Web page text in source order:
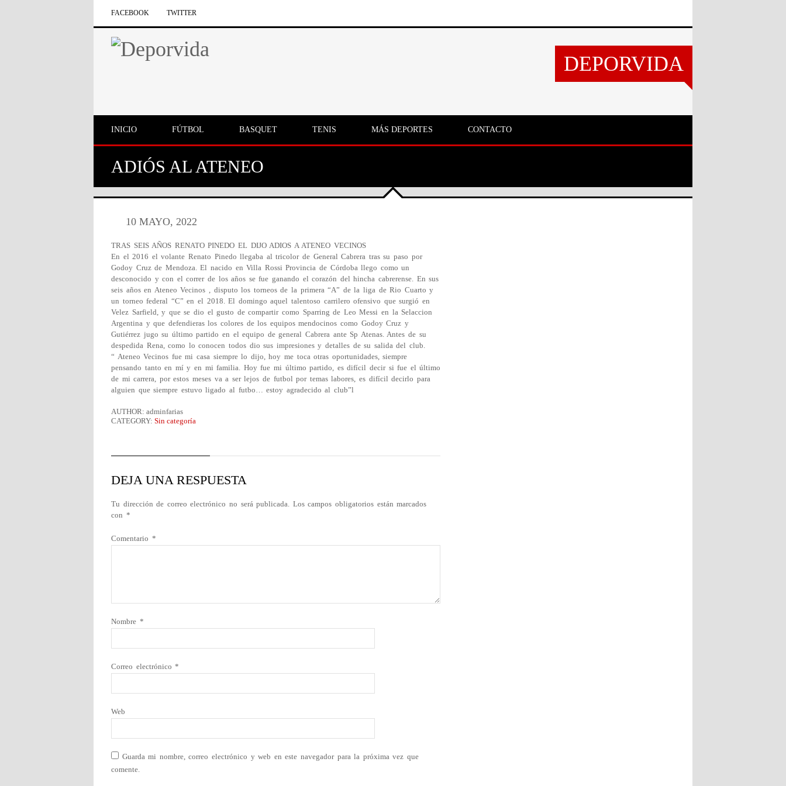
FACEBOOK TWITTER
DEPORVIDA
INICIO FÚTBOL BASQUET TENIS MÁS DEPORTES CONTACTO
ADIÓS AL ATENEO
10 MAYO, 2022
TRAS SEIS AÑOS RENATO PINEDO EL DIJO ADIOS A ATENEO VECINOS
En el 2016 el volante Renato Pinedo llegaba al tricolor de General Cabrera tras su paso por
Godoy Cruz de Mendoza. El nacido en Villa Rossi Provincia de Córdoba llego como un
desconocido y con el correr de los años se fue ganando el corazón del hincha cabrerense. En sus
seis años en Ateneo Vecinos , disputo los torneos de la primera “A” de la liga de Rio Cuarto y
un torneo federal “C” en el 2018. El domingo aquel talentoso carrilero ofensivo que surgió en
Velez Sarfield, y que se dio el gusto de compartir como Sparring de Leo Messi en la Selaccion
Argentina y que defendieras los colores de los equipos mendocinos como Godoy Cruz y
Gutiérrez jugo su último partido en el equipo de general Cabrera ante Sp Atenas. Antes de su
despedida Rena, como lo conocen todos dio sus impresiones y detalles de su salida del club.
“ Ateneo Vecinos fue mi casa siempre lo dijo, hoy me toca otras oportunidades, siempre
pensando tanto en mí y en mi familia. Hoy fue mi último partido, es difícil decir si fue el último
de mi carrera, por estos meses va a ser lejos de futbol por temas labores, es difícil decirlo para
alguien que siempre estuvo ligado al futbo… estoy agradecido al club”l
AUTHOR: adminfarias
CATEGORY: Sin categoría
DEJA UNA RESPUESTA
Tu dirección de correo electrónico no será publicada. Los campos obligatorios están marcados
con *
Comentario *
Nombre *
Correo electrónico*
Web
Guarda mi nombre, correo electrónico y web en este navegador para la próxima vez que
comente.